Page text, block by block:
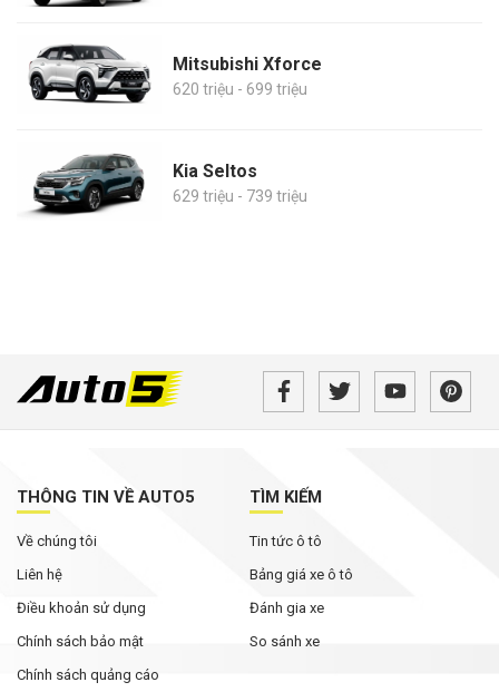
Mitsubishi Xforce
620 triệu - 699 triệu
Kia Seltos
629 triệu - 739 triệu
THÔNG TIN VỀ AUTO5
Về chúng tôi
Liên hệ
Điều khoản sử dụng
Chính sách bảo mật
Chính sách quảng cáo
TÌM KIẾM
Tin tức ô tô
Bảng giá xe ô tô
Đánh gia xe
So sánh xe